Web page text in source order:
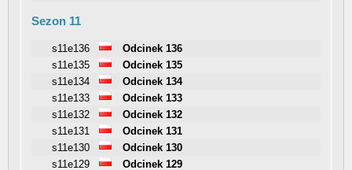
Sezon 11
s11e136
Odcinek 136
s11e135
Odcinek 135
s11e134
Odcinek 134
s11e133
Odcinek 133
s11e132
Odcinek 132
s11e131
Odcinek 131
s11e130
Odcinek 130
s11e129
Odcinek 129